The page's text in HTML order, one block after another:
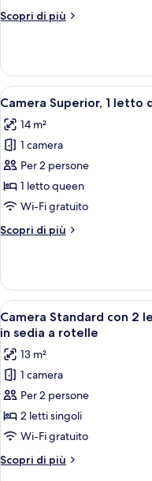
camera
Scopri di più
Altri
Economy,
camera
letto
Apri
tutte
le
foto
per
Camera
Superior,
letto
4
Camera Superior, 1 letto
14 m²
1 camera
Per 2 persone
1 letto queen
Wi-Fi gratuito
Scopri di più
Altri
Superior,
letto
queen
Apri
tutte
le
foto
per
Camera
Standard
con
2
letti
4
Camera Standard con 2
in sedia a rotelle
13 m²
1 camera
Per 2 persone
2 letti singoli
Wi-Fi gratuito
Scopri di più
Altri